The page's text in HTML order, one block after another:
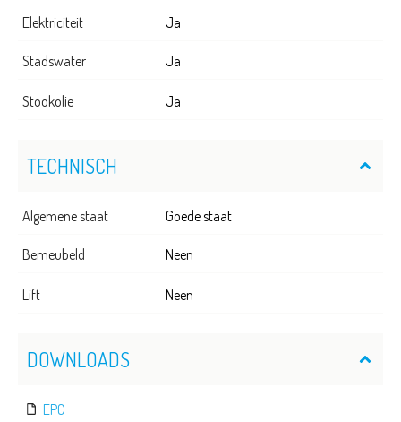
Elektriciteit Ja
Stadswater Ja
Stookolie Ja
TECHNISCH
Algemene staat Goede staat
Bemeubeld Neen
Lift Neen
DOWNLOADS
EPC